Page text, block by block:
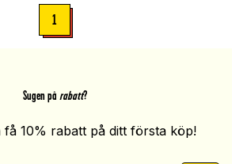
1
Sugen på rabatt?
få 10% rabatt på ditt första köp!